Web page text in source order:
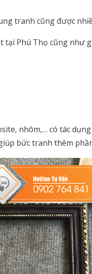
tranh cũng được
Phú Thọ cũng như
nhôm,… có tác
bức tranh thêm